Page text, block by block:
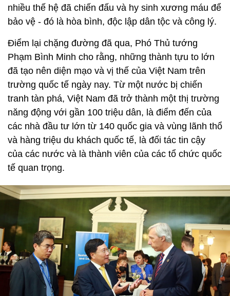
nhiều thế hệ đã chiến đấu và hy sinh xương máu để
bảo vệ - đó là hòa bình, độc lập dân tộc và công lý.
Điểm lại chặng đường đã qua, Phó Thủ tướng
Phạm Bình Minh cho rằng, những thành tựu to lớn
đã tạo nên diện mạo và vị thế của Việt Nam trên
trường quốc tế ngày nay. Từ một nước bị chiến
tranh tàn phá, Việt Nam đã trở thành một thị trường
năng động với gần 100 triệu dân, là điểm đến của
các nhà đầu tư lớn từ 140 quốc gia và vùng lãnh thổ
và hàng triệu du khách quốc tế, là đối tác tin cậy
của các nước và là thành viên của các tổ chức quốc
tế quan trọng.